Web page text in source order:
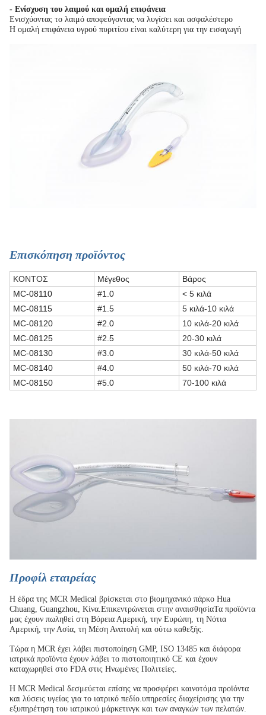
- Ενίσχυση του λαιμού και ομαλή επιφάνεια
Ενισχύοντας το λαιμό αποφεύγοντας να λυγίσει και ασφαλέστερο
Η ομαλή επιφάνεια υγρού πυριτίου είναι καλύτερη για την εισαγωγή
Επισκόπηση προϊόντος
ΚΟΝΤΟΣ Μέγεθος
Βάρος
MC-08110
#1.0
< 5 κιλά
MC-08115
#1.5
5 κιλά-10 κιλά
MC-08120
#2.0
10 κιλά-20 κιλά
MC-08125
#2.5
20-30 κιλά
MC-08130
#3.0
30 κιλά-50 κιλά
MC-08140
#4.0
50 κιλά-70 κιλά
MC-08150
#5.0 70-100 κιλά
Προφίλ εταιρείας
Η έδρα της MCR Medical βρίσκεται στο βιομηχανικό πάρκο Hua
Chuang, Guangzhou, Κίνα.Επικεντρώνεται στην αναισθησίαΤα προϊόντα
μας έχουν πωληθεί στη Βόρεια Αμερική, την Ευρώπη, τη Νότια
Αμερική, την Ασία, τη Μέση Ανατολή και ούτω καθεξής.
Τώρα η MCR έχει λάβει πιστοποίηση GMP, ISO 13485 και διάφορα
ιατρικά προϊόντα έχουν λάβει το πιστοποιητικό CE και έχουν
καταχωρηθεί στο FDA στις Ηνωμένες Πολιτείες.
Η MCR Medical δεσμεύεται επίσης να προσφέρει καινοτόμα προϊόντα
και λύσεις υγείας για το ιατρικό πεδίο.υπηρεσίες διαχείρισης για την
εξυπηρέτηση του ιατρικού μάρκετινγκ και των αναγκών των πελατών.